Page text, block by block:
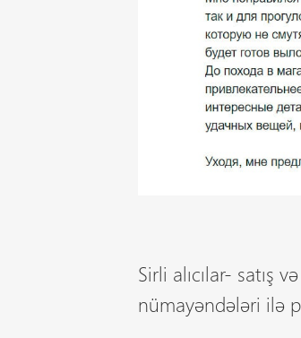
Sirli alıcılar- satış
nümayəndələri ilə